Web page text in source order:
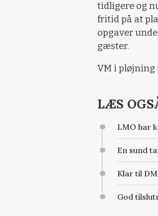
tidligere og
fritid på at
opgaver
gæster.
VM i pløjning
LÆS
LMO har
En sund
Klar til
God